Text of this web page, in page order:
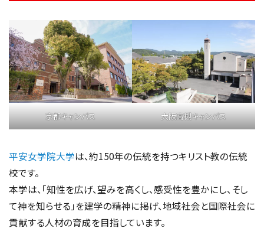
京都キャンパス 大阪高槻キャンパス
平安女学院大学は、約150年の伝統を持つキリスト教の伝統
校です。
本学は、「知性を広げ、望みを高くし、感受性を豊かにし、そし
て神を知らせる」を建学の精神に掲げ、地域社会と国際社会に
貢献する人材の育成を目指しています。